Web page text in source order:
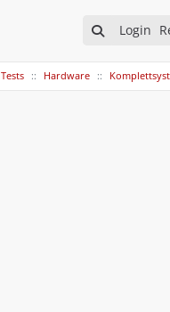
Login
Tests Hardware